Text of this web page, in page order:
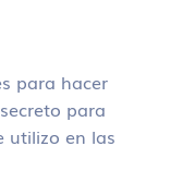
para hacer
para
utilizo en las